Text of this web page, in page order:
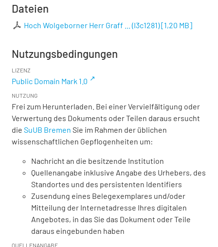
Dateien
Hoch Wolgeborner Herr Graff ... (I3c1281)[1,20 MB]
Nutzungsbedingungen
LIZENZ
Public Domain Mark 1.0
NUTZUNG
Frei zum Herunterladen. Bei einer Vervielfältigung oder
Verwertung des Dokuments oder Teilen daraus ersucht
die SuUB Bremen Sie im Rahmen der üblichen
wissenschaftlichen Gepflogenheiten um:
Nachricht an die besitzende Institution
Quellenangabe inklusive Angabe des Urhebers, des
Standortes und des persistenten Identifiers
Zusendung eines Belegexemplares und/oder
Mitteilung der Internetadresse Ihres digitalen
Angebotes, in das Sie das Dokument oder Teile
daraus eingebunden haben
QUELLENANGABE